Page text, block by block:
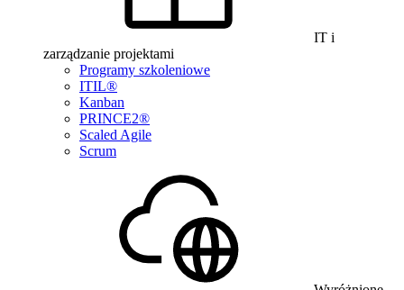
IT i
zarządzanie projektami
Programy szkoleniowe
ITIL®
Kanban
PRINCE2®
Scaled Agile
Scrum